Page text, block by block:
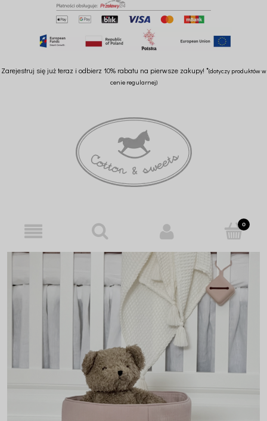
Zarejestruj się już teraz i odbierz 10% rabatu na pierwsze zakupy! *(dotyczy produktów w
cenie regularnej)